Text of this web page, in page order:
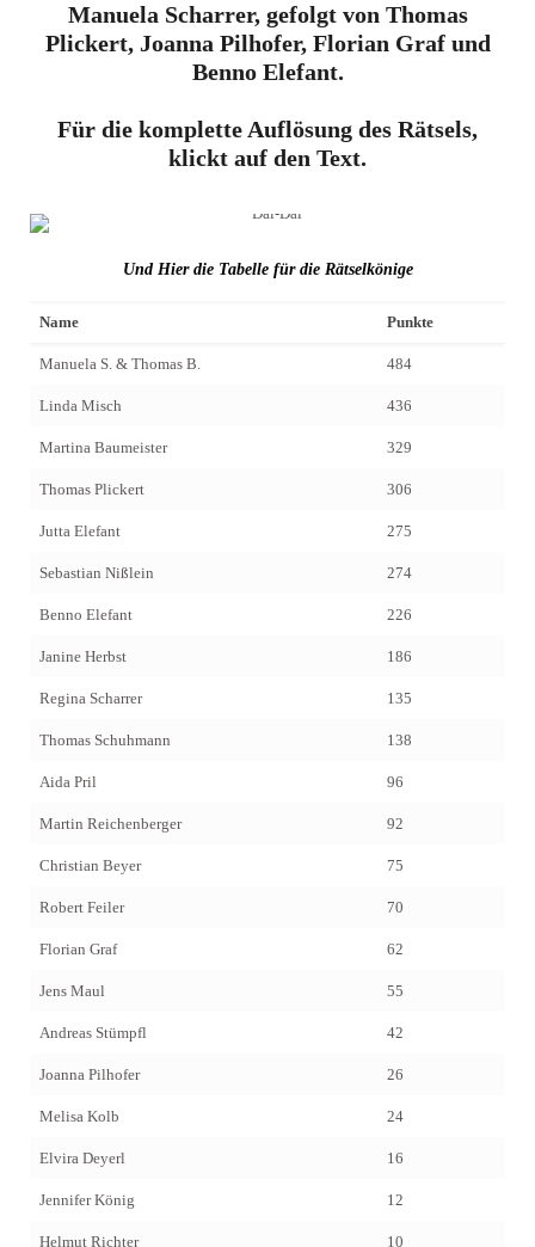
Manuela Scharrer, gefolgt von Thomas
Plickert, Joanna Pilhofer, Florian Graf und
Benno Elefant.
Für die komplette Auflösung des Rätsels,
klickt auf den Text.
Und Hier die Tabelle für die Rätselkönige
Name Punkte
Manuela S. & Thomas B. 484
Linda Misch 436
Martina Baumeister 329
Thomas Plickert 306
Jutta Elefant 275
Sebastian Nißlein 274
Benno Elefant 226
Janine Herbst 186
Regina Scharrer 135
Thomas Schuhmann 138
Aida Pril 96
Martin Reichenberger 92
Christian Beyer 75
Robert Feiler 70
Florian Graf 62
Jens Maul 55
Andreas Stümpfl 42
Joanna Pilhofer 26
Melisa Kolb 24
Elvira Deyerl 16
Jennifer König 12
Helmut Richter 10